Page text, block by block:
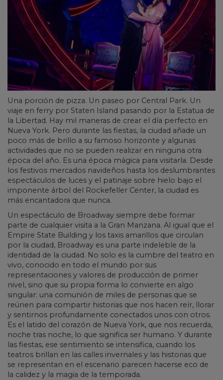
Una porción de pizza. Un paseo por Central Park. Un
viaje en ferry por Staten Island pasando por la Estatua de
la Libertad. Hay mil maneras de crear el día perfecto en
Nueva York. Pero durante las fiestas, la ciudad añade un
poco más de brillo a su famoso horizonte y algunas
actividades que no se pueden realizar en ninguna otra
época del año. Es una época mágica para visitarla. Desde
los festivos mercados navideños hasta los deslumbrantes
espectáculos de luces y el patinaje sobre hielo bajo el
imponente árbol del Rockefeller Center, la ciudad es
más encantadora que nunca.
Un espectáculo de Broadway siempre debe formar
parte de cualquier visita a la Gran Manzana. Al igual que el
Empire State Building y los taxis amarillos que circulan
por la ciudad, Broadway es una parte indeleble de la
identidad de la ciudad. No solo es la cumbre del teatro en
vivo, conocido en todo el mundo por sus
representaciones y valores de producción de primer
nivel, sino que su propia forma lo convierte en algo
singular: una comunión de miles de personas que se
reúnen para compartir historias que nos hacen reír, llorar
y sentirnos profundamente conectados unos con otros.
Es el latido del corazón de Nueva York, que nos recuerda,
noche tras noche, lo que significa ser humano. Y durante
las fiestas, ese sentimiento se intensifica, cuando los
teatros brillan en las calles invernales y las historias que
se representan en el escenario parecen hacerse eco de
la calidez y la magia de la temporada.